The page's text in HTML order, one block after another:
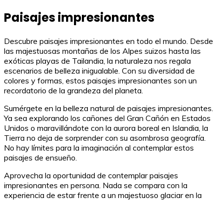
Paisajes impresionantes
Descubre paisajes impresionantes en todo el mundo. Desde
las majestuosas montañas de los Alpes suizos hasta las
exóticas playas de Tailandia, la naturaleza nos regala
escenarios de belleza inigualable. Con su diversidad de
colores y formas, estos paisajes impresionantes son un
recordatorio de la grandeza del planeta.
Sumérgete en la belleza natural de paisajes impresionantes.
Ya sea explorando los cañones del Gran Cañón en Estados
Unidos o maravillándote con la aurora boreal en Islandia, la
Tierra no deja de sorprender con su asombrosa geografía.
No hay límites para la imaginación al contemplar estos
paisajes de ensueño.
Aprovecha la oportunidad de contemplar paisajes
impresionantes en persona. Nada se compara con la
experiencia de estar frente a un majestuoso glaciar en la